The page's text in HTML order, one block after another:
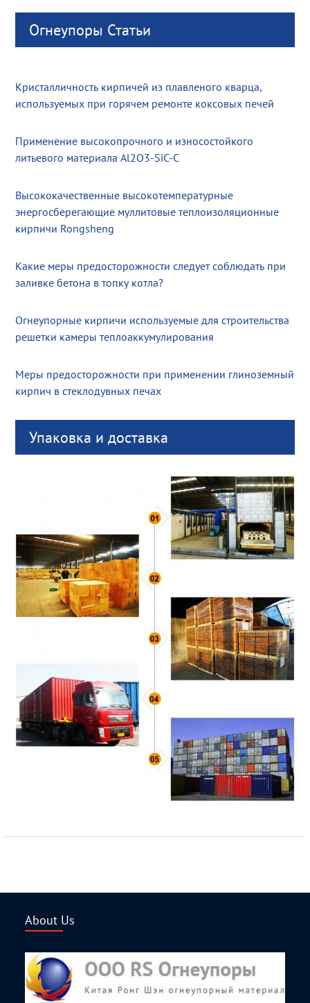
Огнеупоры Статьи
Кристалличность кирпичей из плавленого кварца,
используемых при горячем ремонте коксовых печей
Применение высокопрочного и износостойкого
литьевого материала Al2O3-SiC-C
Высококачественные высокотемпературные
энергосберегающие муллитовые теплоизоляционные
кирпичи Rongsheng
Какие меры предосторожности следует соблюдать при
заливке бетона в топку котла?
Огнеупорные кирпичи используемые для строительства
решетки камеры теплоаккумулирования
Меры предосторожности при применении глиноземный
кирпич в стеклодувных печах
Упаковка и доставка
About Us